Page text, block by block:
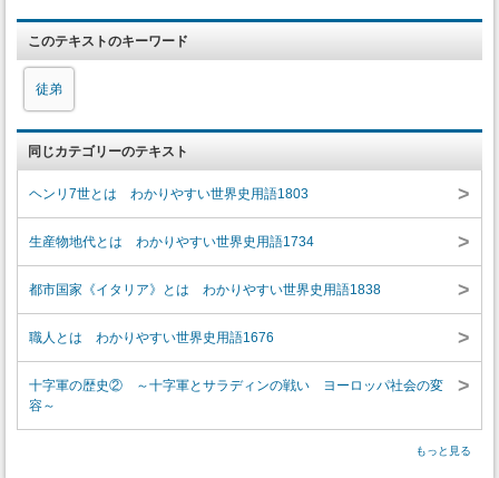
このテキストのキーワード
徒弟
同じカテゴリーのテキスト
ヘンリ7世とは わかりやすい世界史用語1803 >
生産物地代とは わかりやすい世界史用語1734 >
都市国家《イタリア》とは わかりやすい世界史用語1838 >
職人とは わかりやすい世界史用語1676 >
十字軍の歴史② ～十字軍とサラディンの戦い ヨーロッパ社会の変
容～
>
もっと見る